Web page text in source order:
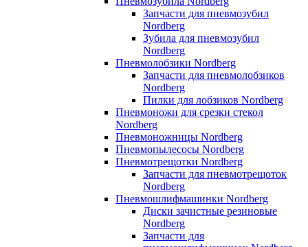
Запчасти для пневмозубил
Nordberg
Зубила для пневмозубил
Nordberg
Пневмолобзики Nordberg
Запчасти для пневмолобзиков
Nordberg
Пилки для лобзиков Nordberg
Пневмоножи для срезки стекол
Nordberg
Пневмоножницы Nordberg
Пневмопылесосы Nordberg
Пневмотрещотки Nordberg
Запчасти для пневмотрещоток
Nordberg
Пневмошлифмашинки Nordberg
Диски зачистные резиновые
Nordberg
Запчасти для